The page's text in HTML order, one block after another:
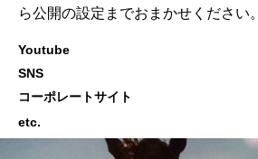
ら公開の設定までおまかせください。
Youtube
SNS
コーポレートサイト
etc.